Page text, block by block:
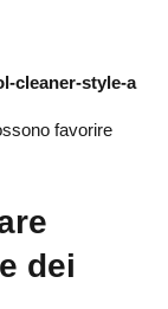
cleaner-style-a
favorire
dei